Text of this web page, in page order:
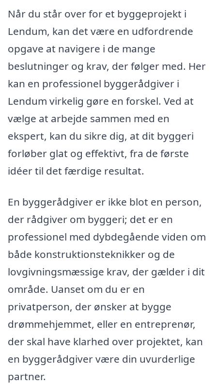
Når du står over for et byggeprojekt i
Lendum, kan det være en udfordrende
opgave at navigere i de mange
beslutninger og krav, der følger med. Her
kan en professionel byggerådgiver i
Lendum virkelig gøre en forskel. Ved at
vælge at arbejde sammen med en
ekspert, kan du sikre dig, at dit byggeri
forløber glat og effektivt, fra de første
idéer til det færdige resultat.
En byggerådgiver er ikke blot en person,
der rådgiver om byggeri; det er en
professionel med dybdegående viden om
både konstruktionsteknikker og de
lovgivningsmæssige krav, der gælder i dit
område. Uanset om du er en
privatperson, der ønsker at bygge
drømmehjemmet, eller en entreprenør,
der skal have klarhed over projektet, kan
en byggerådgiver være din uvurderlige
partner.